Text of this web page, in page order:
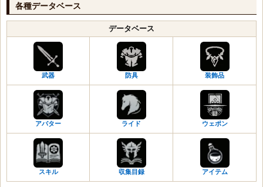
遺物コインの欠片
ヤールンのハープ
色あせた城塞の靴
銅の首飾り
銅の腕輪
銅の指輪
銅装飾のベルト
汚染された石の角笛
古城の角笛
黄金の印章
黄金の印章の欠片
黄金遺物コイン
遺物コインの欠片
灰色の腕輪
城塞の腕輪
灰色の指輪
灰色のレザーベルト
マンモスの角笛
冒険者の斧・盾
信仰の斧・盾
冒険者の大剣
信仰の大剣
冒険者の魔法球
信仰の魔法球
灰色の鎧
城塞の鎧
荒地の手袋
荒地の靴
魔力の首飾り
見習い治癒士の首飾り
灰色の耳飾り
灰色の腕輪
城塞の腕輪
灰色の指輪
灰色のレザーベルト
マンモスの角笛
灰色の杖
城塞の杖
灰色のメイス・盾
城塞のメイス・盾
灰色の槍・盾
城塞の槍・盾
灰色の双斧
城塞の双斧
灰色の兜
城塞の兜
灰色の鎧
城塞の鎧
[溢れる気迫]襲撃の修業本
[迅速な治療]治癒の修業本
[陣形強化]保護の修業本
[熟練の槍術]審判の修業本
[強靭な斧]激怒の修業本
灰色の剣・盾
城塞の剣・盾
灰色の大剣
城塞の大剣
灰色の魔法球
城塞の魔法球
灰色のワンド
城塞のワンド
各種データベース
データベース
武器 防具 装飾品
アバター ライド ウェポン
スキル 収集目録 アイテム